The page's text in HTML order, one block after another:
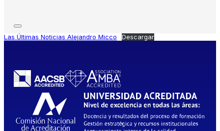
Las Últimas Noticias Alejandro Micco Descargar